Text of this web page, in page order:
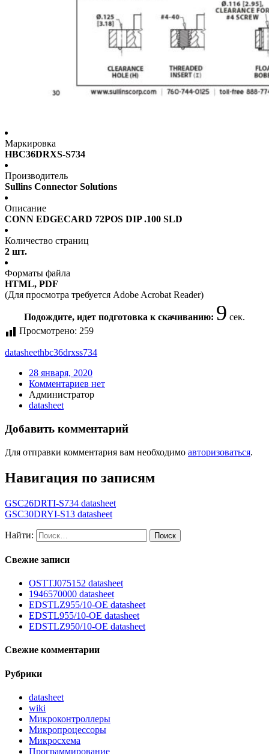
Маркировка
HBC36DRXS-S734
Производитель
Sullins Connector Solutions
Описание
CONN EDGECARD 72POS DIP .100 SLD
Количество страниц
2 шт.
Форматы файла
HTML, PDF
(Для просмотра требуется Adobe Acrobat Reader)
Подождите, идет подготовка к скачиванию: 9 сек.
Просмотрено: 259
datasheethbc36drxss734
28 января, 2020
Комментариев нет
Администратор
datasheet
Добавить комментарий
Для отправки комментария вам необходимо авторизоваться.
Навигация по записям
GSC26DRTI-S734 datasheet
GSC30DRYI-S13 datasheet
Найти:
Свежие записи
OSTTJ075152 datasheet
1946570000 datasheet
EDSTLZ955/10-OE datasheet
EDSTL955/10-OE datasheet
EDSTLZ950/10-OE datasheet
Свежие комментарии
Рубрики
datasheet
wiki
Микроконтроллеры
Микропроцессоры
Микросхема
Программирование